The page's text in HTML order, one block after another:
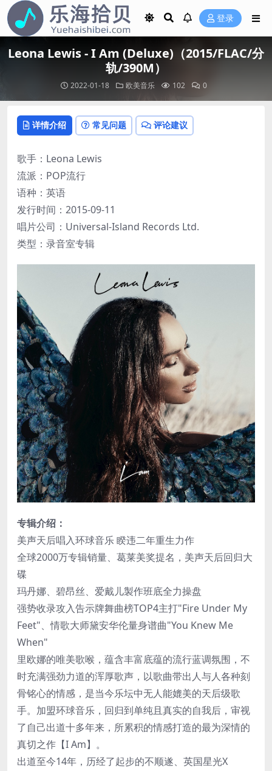
登录
Leona Lewis - I Am (Deluxe)（2015/FLAC/分
轨/390M）
2022-01-18 欧美音乐 102 0
详情介绍 常见问题 评论建议
歌手：Leona Lewis
流派：POP流行
语种：英语
发行时间：2015-09-11
唱片公司：Universal-Island Records Ltd.
类型：录音室专辑
专辑介绍：
美声天后唱入环球音乐 睽违二年重生力作
全球2000万专辑销量、葛莱美奖提名，美声天后回归大
碟
玛丹娜、碧昂丝、爱戴儿製作班底全力操盘
强势收录攻入告示牌舞曲榜TOP4主打"Fire Under My
Feet"、情歌大师黛安华伦量身谱曲"You Knew Me
When"
里欧娜的唯美歌喉，蕴含丰富底蕴的流行蓝调氛围，不
时充满强劲力道的浑厚歌声，以歌曲带出人与人各种刻
骨铭心的情感，是当今乐坛中无人能媲美的天后级歌
手。加盟环球音乐，回归到单纯且真实的自我后，审视
了自己出道十多年来，所累积的情感打造的最为深情的
真切之作【I Am】。
出道至今14年，历经了起步的不顺遂、英国星光X